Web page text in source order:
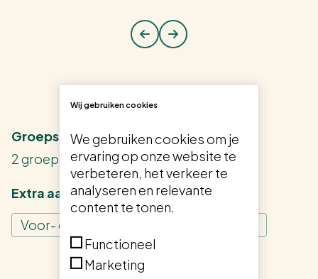
Groepsindelingen
2 groepen van 0 tot 4 jaar
Extra aanbod
Voor- en Vroegschoolse educatie (VVE)
Wij gebruiken cookies
We gebruiken cookies om je
ervaring op onze website te
verbeteren, het verkeer te
analyseren en relevante
content te tonen.
Functioneel
Marketing